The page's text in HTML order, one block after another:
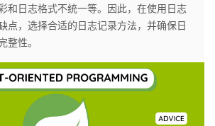
和日志格式不统一等。因此，在使用日志
点，选择合适的日志记录方法，并确保日
整性。